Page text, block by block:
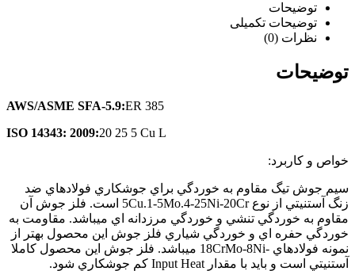
توضیحات
توضیحات تکمیلی
نظرات (0)
توضیحات
AWS/ASME SFA-5.9:ER 385
ISO 14343: 2009:20 25 5 Cu L
خواص و كاربرد:
سيم جوش تيگ مقاوم به خوردگي براي جوشكاري فولادهاي ضد
زنگ آستنيتي از نوع 5Cu.1-5Mo.4-25Ni-20Cr است. فلز جوش آن
مقاوم به خوردگي تنشي و خوردگي مرزدانه اي ميباشد. مقاومت به
خوردگي حفره اي و خوردگي شياري فلز جوش اين محصول بهتر از
نمونه فولادهاي -18CrMo-8Ni ميباشد. فلز جوش اين محصول كاملا
آستنيتي است و بايد با مقدار Input Heat كم جوشكاري شود.